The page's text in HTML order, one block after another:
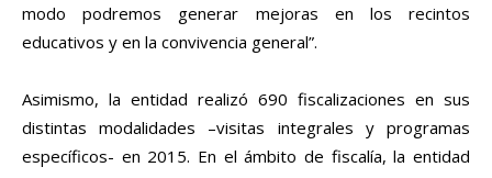
modo podremos generar mejoras en los recintos
educativos y en la convivencia general”.
Asimismo, la entidad realizó 690 fiscalizaciones en sus
distintas modalidades –visitas integrales y programas
específicos- en 2015. En el ámbito de fiscalía, la entidad